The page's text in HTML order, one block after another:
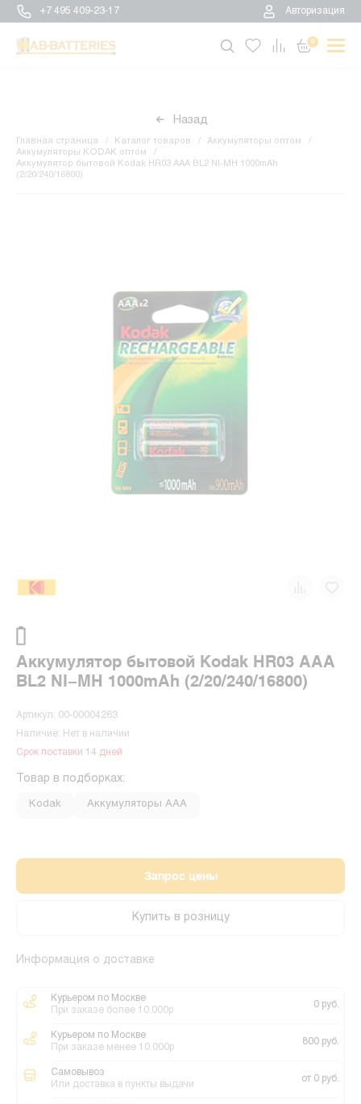
+7 495 409-23-17 Авторизация
0
Назад
Главная страница Каталог товаров
Аккумуляторы оптом
Аккумуляторы KODAK оптом
Аккумулятор бытовой Kodak HR03 AAA BL2 NI-MH 1000mAh
(2/20/240/16800)
Аккумулятор бытовой Kodak HR03 AAA
BL2 NI-MH 1000mAh (2/20/240/16800)
Артикул: 00-00004263
Наличие: Нет в наличии
Срок поставки 14 дней
Товар в подборках:
Kodak Аккумуляторы ААА
Запрос цены
Купить в розницу
Информация о доставке
Курьером по Москве
При заказе более 10.000р
0 руб.
Курьером по Москве
При заказе менее 10.000р
800 руб.
Самовывоз
Или доставка в пункты выдачи
от 0 руб.